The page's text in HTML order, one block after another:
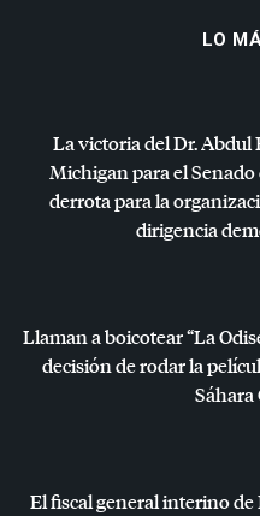
LO
La victoria del Dr. Abdul
Michigan para el
derrota para la
dirigencia
Llaman a boicotear “La
decisión de rodar la
Sáhara
El fiscal general interino de